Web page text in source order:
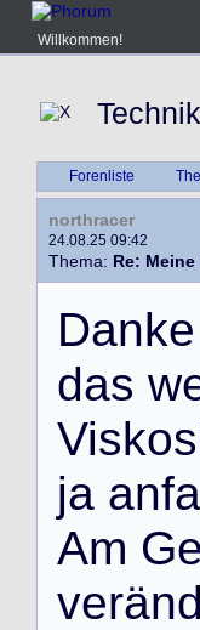
Willkommen!
Technik
Forenliste
northracer
24.08.25 09:42
Thema: Re:
Danke
das w
Viskos
ja anfa
Am Ge
veränd